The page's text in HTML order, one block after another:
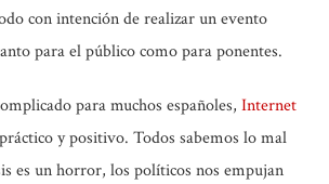
con intención de realizar un evento
para el público como para ponentes.
para muchos españoles, Internet
y positivo. Todos sabemos lo mal
es un horror, los políticos nos empujan